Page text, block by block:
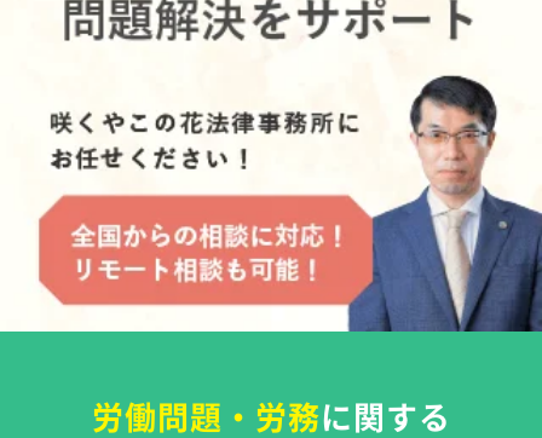
労働問題・労務に関する